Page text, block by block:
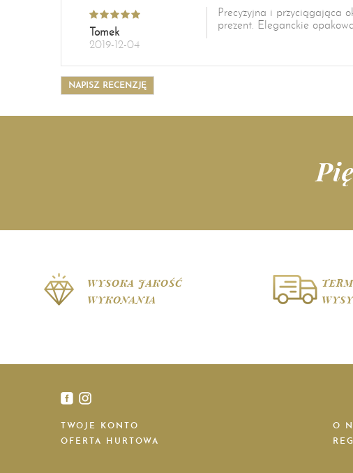
Tomek
2019-12-04
Precyzyjna i przyciągająca
prezent. Eleganckie
NAPISZ RECENZJĘ
WYSOKA JAKOŚĆ
WYKONANIA
TWOJE KONTO
OFERTA HURTOWA
O